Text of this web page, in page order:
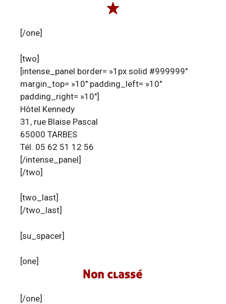
[/one]
[two]
[intense_panel border= »1px solid #999999″
margin_top= »10″ padding_left= »10″
padding_right= »10″]
Hôtel Kennedy
31, rue Blaise Pascal
65000 TARBES
Tél. 05 62 51 12 56
[/intense_panel]
[/two]
[two_last]
[/two_last]
[su_spacer]
[one]
[/one]